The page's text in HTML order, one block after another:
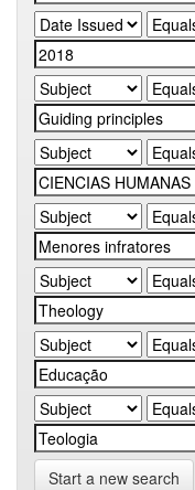
Start a new search